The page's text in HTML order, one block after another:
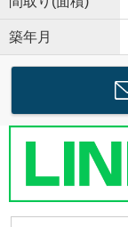
築年月